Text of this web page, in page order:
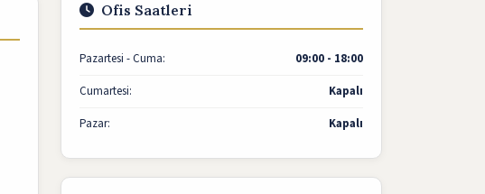
Ofis Saatleri
Pazartesi - Cuma:
09:00 - 18:00
Cumartesi:
Kapalı
Pazar:
Kapalı